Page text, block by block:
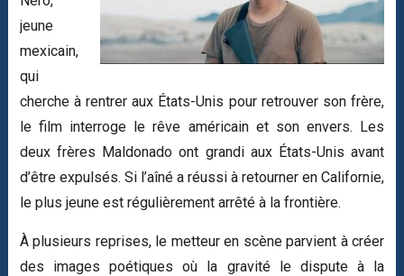
jeune
mexicain,
qui
cherche à rentrer aux États-Unis pour retrouver son frère,
le film interroge le rêve américain et son envers. Les
deux frères Maldonado ont grandi aux États-Unis avant
d’être expulsés. Si l’aîné a réussi à retourner en Californie,
le plus jeune est régulièrement arrêté à la frontière.
À plusieurs reprises, le metteur en scène parvient à créer
des images poétiques où la gravité le dispute à la